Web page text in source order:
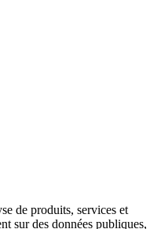
de produits, services et
sur des données publiques,